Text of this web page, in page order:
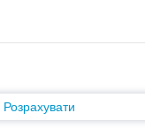
Розрахувати